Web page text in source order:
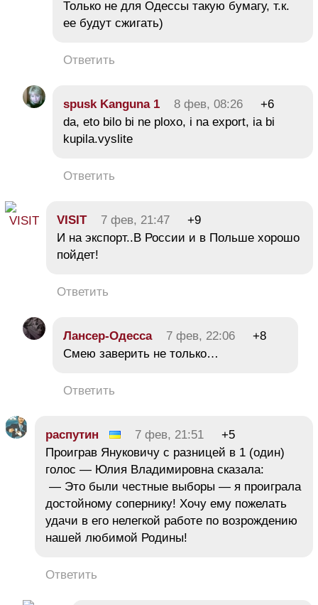
Только не для Одессы такую бумагу, т.к.
ее будут сжигать)
Ответить
spusk Kanguna 1 8 фев, 08:26
+6
da, eto bilo bi ne ploxo, i na export, ia bi
kupila.vyslite
Ответить
VISIT 7 фев, 21:47
+9
И на экспорт..В России и в Польше хорошо
пойдет!
Ответить
Лансер-Одесса 7 фев, 22:06
+8
Смею заверить не только…
Ответить
распутин 7 фев, 21:51
+5
Проиграв Януковичу с разницей в 1 (один)
голос — Юлия Владимировна сказала:
— Это были честные выборы — я проиграла
достойному сопернику! Хочу ему пожелать
удачи в его нелегкой работе по возрождению
нашей любимой Родины!
Ответить